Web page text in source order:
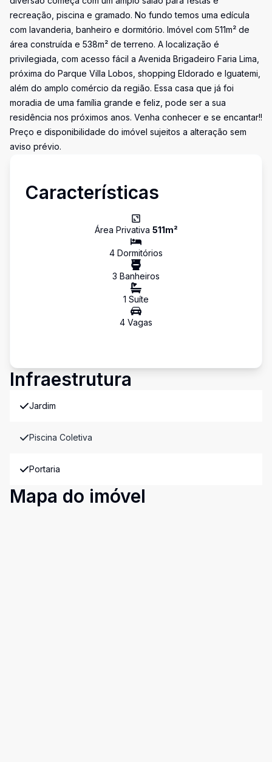
recreação, piscina e gramado. No fundo temos uma edícula
com lavanderia, banheiro e dormitório. Imóvel com 511m² de
área construída e 538m² de terreno. A localização é
privilegiada, com acesso fácil a Avenida Brigadeiro Faria Lima,
próxima do Parque Villa Lobos, shopping Eldorado e Iguatemi,
além do amplo comércio da região. Essa casa que já foi
moradia de uma família grande e feliz, pode ser a sua
residência nos próximos anos. Venha conhecer e se encantar!!
Preço e disponibilidade do imóvel sujeitos a alteração sem
aviso prévio.
Características
Área Privativa 511m²
4 Dormitórios
3 Banheiros
1 Suíte
4 Vagas
Infraestrutura
Jardim
Piscina Coletiva
Portaria
Mapa do imóvel